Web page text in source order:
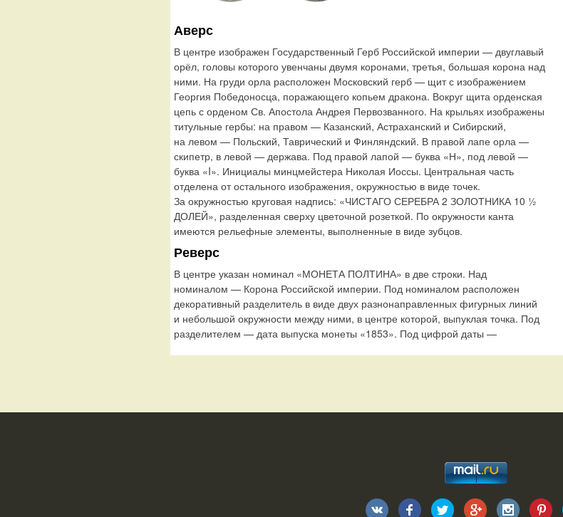
Аверс
В центре изображен Государственный Герб Российской империи — двуглавый
орёл, головы которого увенчаны двумя коронами, третья, большая корона над
ними. На груди орла расположен Московский герб — щит с изображением
Георгия Победоносца, поражающего копьем дракона. Вокруг щита орденская
цепь с орденом Св. Апостола Андрея Первозванного. На крыльях изображены
титульные гербы: на правом — Казанский, Астраханский и Сибирский,
на левом — Польский, Таврический и Финляндский. В правой лапе орла —
скипетр, в левой — держава. Под правой лапой — буква «Н», под левой —
буква «I». Инициалы минцмейстера Николая Иоссы. Центральная часть
отделена от остального изображения, окружностью в виде точек.
За окружностью круговая надпись: «ЧИСТАГО СЕРЕБРА 2 ЗОЛОТНИКА 10 ½
ДОЛЕЙ», разделенная сверху цветочной розеткой. По окружности канта
имеются рельефные элементы, выполненные в виде зубцов.
Реверс
В центре указан номинал «МОНЕТА ПОЛТИНА» в две строки. Над
номиналом — Корона Российской империи. Под номиналом расположен
декоративный разделитель в виде двух разнонаправленных фигурных линий
и небольшой окружности между ними, в центре которой, выпуклая точка. Под
разделителем — дата выпуска монеты «1853». Под цифрой даты —